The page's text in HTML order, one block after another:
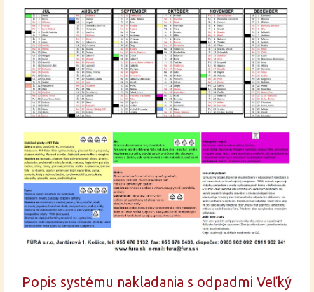
Popis systému nakladania s odpadmi Veľký